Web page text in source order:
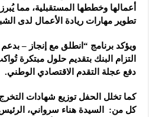
أعمالها وخططها المستقبلية، مما يُبرز
تطوير مهارات ريادة الأعمال لدى
ويؤكد برنامج “انطلق مع إنجاز –
التزام البنك بتقديم حلول مبتكرة
دفع عجلة التقدم الاقتصادي الوطني.
كما تخلل الحفل توزيع شهادات
كل من: السيدة هناء سرواني،